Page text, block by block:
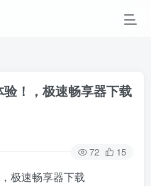
！，极速畅享器下载
72 15
极速畅享器下载